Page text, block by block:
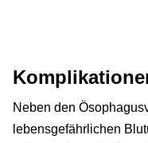
Neben den
lebensgefährlichen